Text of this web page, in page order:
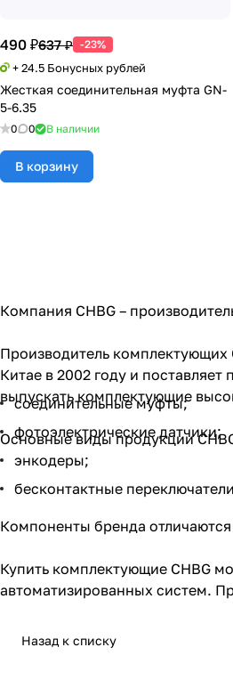
490 ₽637 ₽ -23%
+ 24.5 Бонусных рублей
Жесткая соединительная муфта GN-
5-6.35
0 0 В наличии
В корзину
Компания CHBG –
Производитель комплектующих
Китае в 2002 году и
выпускать комплектующие
Основные виды продукции
соединительные муфты;
фотоэлектрические датчики;
энкодеры;
бесконтактные
Компоненты бренда
Купить комплектующие CHBG
автоматизированных систем.
Назад к списку